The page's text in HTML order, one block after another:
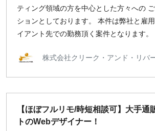
新規事業
スタートアップ
土日週末OK
週3日
週2日
ティング領域の方を中心とした方々への
ションとしております。 本件は弊社と雇
イアント先での勤務頂く案件となります。
株式会社クリーク・アンド・リバ
【ほぼフルリモ/時短相談可】大手通
トのWebデザイナー！